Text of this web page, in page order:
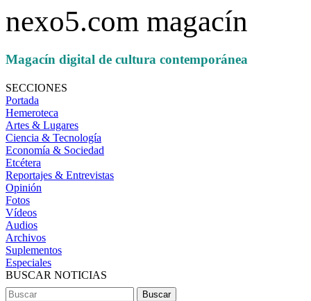
nexo5.com magacín
Magacín digital de cultura contemporánea
SECCIONES
Portada
Hemeroteca
Artes & Lugares
Ciencia & Tecnología
Economía & Sociedad
Etcétera
Reportajes & Entrevistas
Opinión
Fotos
Vídeos
Audios
Archivos
Suplementos
Especiales
BUSCAR NOTICIAS